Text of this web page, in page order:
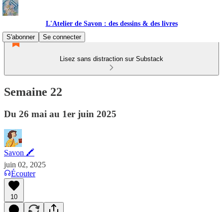
L'Atelier de Savon : des dessins & des livres
S'abonner
Se connecter
Lisez sans distraction sur Substack
Semaine 22
Du 26 mai au 1er juin 2025
Savon 🖍
juin 02, 2025
Écouter
10